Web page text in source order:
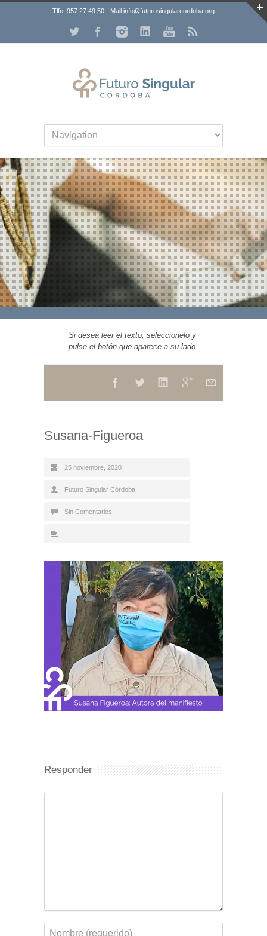
Tlfn: 957 27 49 50 - Mail info@futurosingularcordoba.org
Si desea leer el texto, seleccionelo y
pulse el botón que aparece a su lado.
Susana-Figueroa
25 noviembre, 2020
Futuro Singular Córdoba
Sin Comentarios
Responder
Nombre